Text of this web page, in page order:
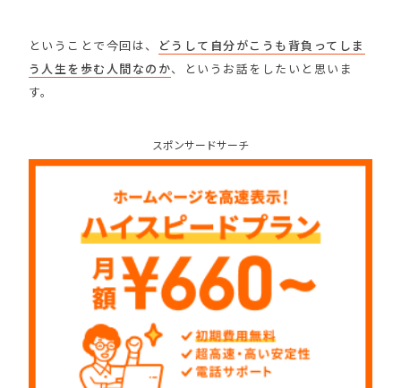
ということで今回は、
どうして自分がこうも背負ってしま
う人生を歩む人間なのか、というお話をしたいと思いま
す。
スポンサードサーチ